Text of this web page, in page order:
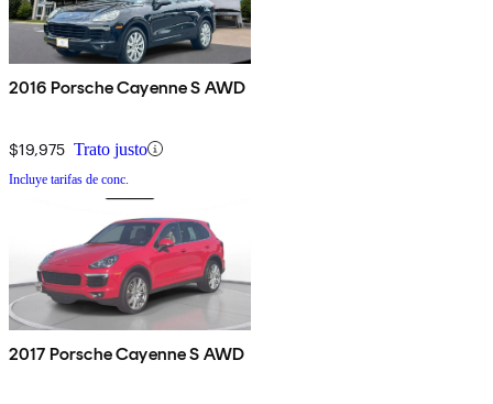
2016 Porsche Cayenne S AWD
$19,975 Trato justo
Incluye tarifas de conc.
2017 Porsche Cayenne S AWD